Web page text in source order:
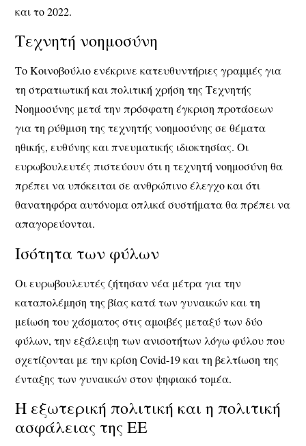
και το 2022.
Τεχνητή νοημοσύνη
Το Κοινοβούλιο ενέκρινε κατευθυντήριες γραμμές για
τη στρατιωτική και πολιτική χρήση της Τεχνητής
Νοημοσύνης μετά την πρόσφατη έγκριση προτάσεων
για τη ρύθμιση της τεχνητής νοημοσύνης σε θέματα
ηθικής, ευθύνης και πνευματικής ιδιοκτησίας. Οι
ευρωβουλευτές πιστεύουν ότι η τεχνητή νοημοσύνη θα
πρέπει να υπόκειται σε ανθρώπινο έλεγχο και ότι
θανατηφόρα αυτόνομα οπλικά συστήματα θα πρέπει να
απαγορεύονται.
Ισότητα των φύλων
Οι ευρωβουλευτές ζήτησαν νέα μέτρα για την
καταπολέμηση της βίας κατά των γυναικών και τη
μείωση του χάσματος στις αμοιβές μεταξύ των δύο
φύλων, την εξάλειψη των ανισοτήτων λόγω φύλου που
σχετίζονται με την κρίση Covid-19 και τη βελτίωση της
ένταξης των γυναικών στον ψηφιακό τομέα.
Η εξωτερική πολιτική και η πολιτική
ασφάλειας της ΕΕ